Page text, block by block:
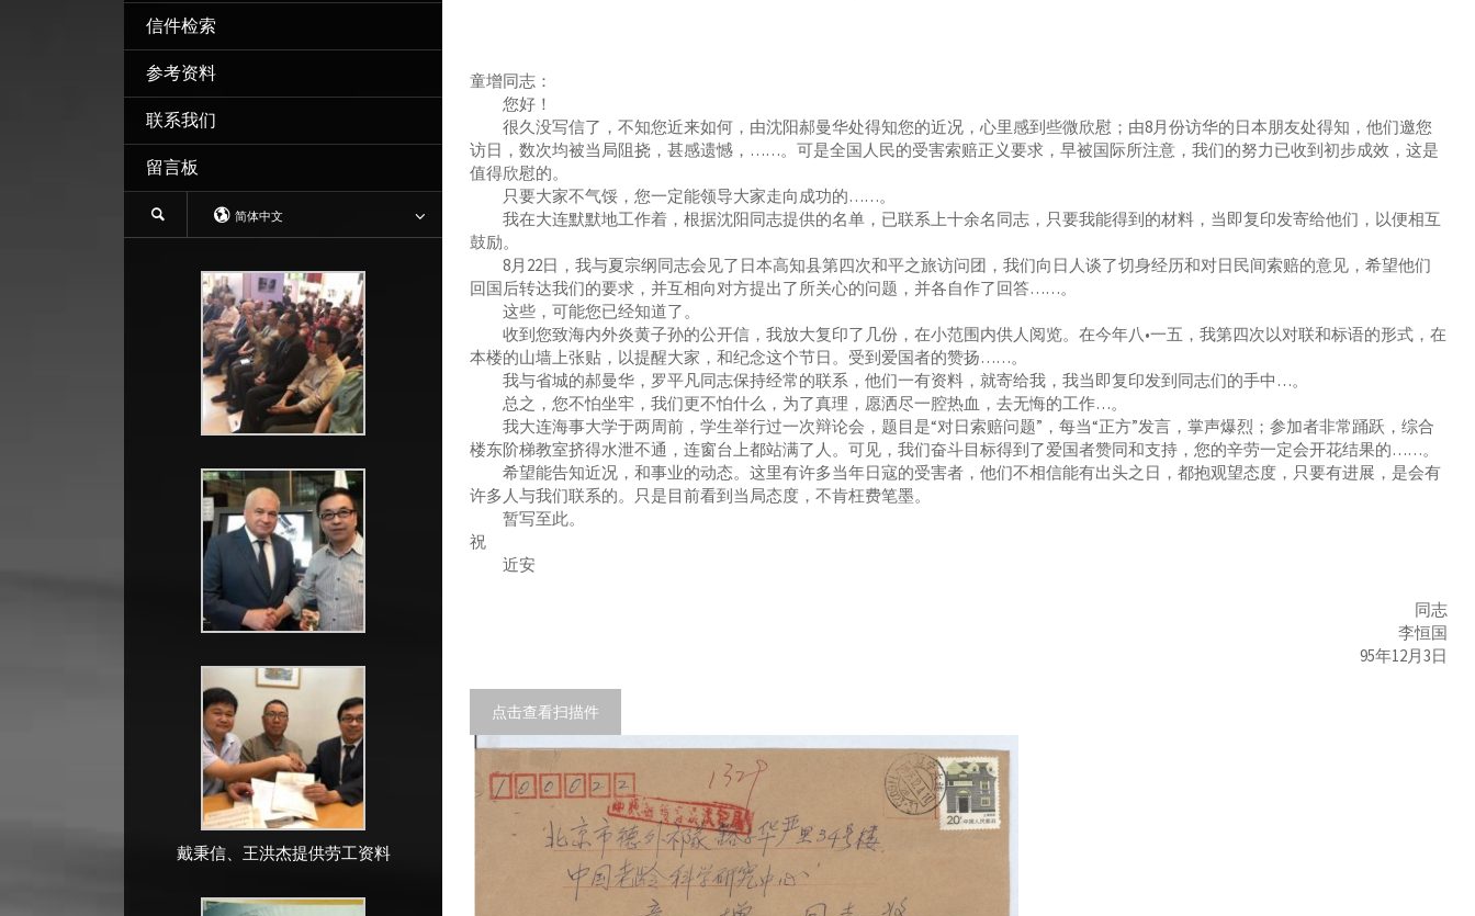
信件检索
参考资料
联系我们
留言板
简体中文
戴秉信、王洪杰提供劳工资料
童增同志：
您好！
很久没写信了，不知您近来如何，由沈阳郝曼华处得知您的近况，心里感到些微欣慰；由8月份访华的日本朋友处得知，他们邀您
访日，数次均被当局阻挠，甚感遗憾，……。可是全国人民的受害索赔正义要求，早被国际所注意，我们的努力已收到初步成效，这是
值得欣慰的。
只要大家不气馁，您一定能领导大家走向成功的……。
我在大连默默地工作着，根据沈阳同志提供的名单，已联系上十余名同志，只要我能得到的材料，当即复印发寄给他们，以便相互
鼓励。
8月22日，我与夏宗纲同志会见了日本高知县第四次和平之旅访问团，我们向日人谈了切身经历和对日民间索赔的意见，希望他们
回国后转达我们的要求，并互相向对方提出了所关心的问题，并各自作了回答……。
这些，可能您已经知道了。
收到您致海内外炎黄子孙的公开信，我放大复印了几份，在小范围内供人阅览。在今年八•一五，我第四次以对联和标语的形式，在
本楼的山墙上张贴，以提醒大家，和纪念这个节日。受到爱国者的赞扬……。
我与省城的郝曼华，罗平凡同志保持经常的联系，他们一有资料，就寄给我，我当即复印发到同志们的手中…。
总之，您不怕坐牢，我们更不怕什么，为了真理，愿洒尽一腔热血，去无悔的工作…。
我大连海事大学于两周前，学生举行过一次辩论会，题目是“对日索赔问题”，每当“正方”发言，掌声爆烈；参加者非常踊跃，综合
楼东阶梯教室挤得水泄不通，连窗台上都站满了人。可见，我们奋斗目标得到了爱国者赞同和支持，您的辛劳一定会开花结果的……。
希望能告知近况，和事业的动态。这里有许多当年日寇的受害者，他们不相信能有出头之日，都抱观望态度，只要有进展，是会有
许多人与我们联系的。只是目前看到当局态度，不肯枉费笔墨。
暂写至此。
祝
近安
同志
李恒国
95年12月3日